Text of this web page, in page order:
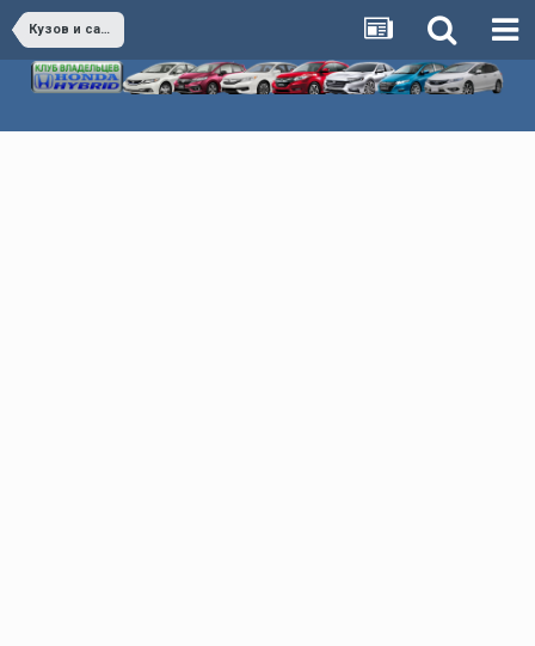
Кузов и салон